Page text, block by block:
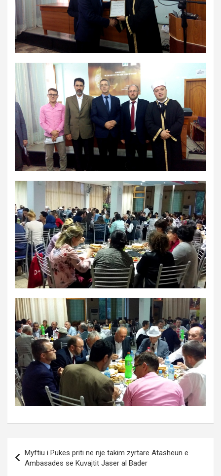
navigation
Myftiu i Pukes priti ne nje takim zyrtare Atasheun e
Ambasades se Kuvajtit Jaser al Bader